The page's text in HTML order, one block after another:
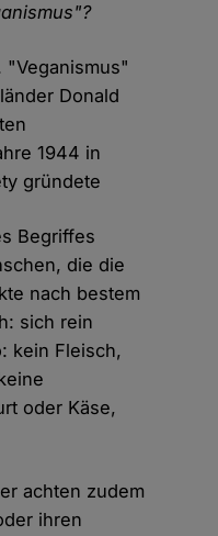
Donald
1944 in
gründete
Begriffes
die die
nach bestem
sich rein
kein Fleisch,
oder Käse,
achten zudem
ihren